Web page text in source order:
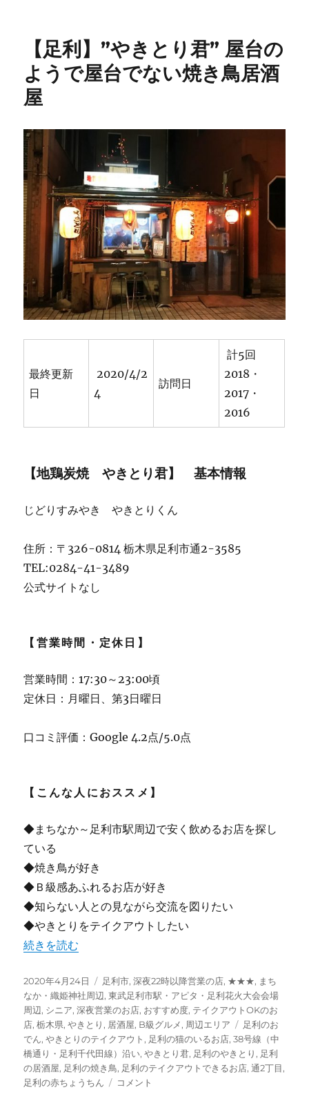
[居
屋]
も
食
事
も
安
く
て
美
味
し
い
お
★★★+に
【足利】”やきとり君” 屋台の
ようで屋台でない焼き鳥居酒
屋
最終更新
日
2020/4/2
4
訪問日
計5回
2018・
2017・
2016
【地鶏炭焼 やきとり君】 基本情報
じどりすみやき やきとりくん
住所：〒326-0814 栃木県足利市通2-3585
TEL:0284-41-3489
公式サイトなし
【営業時間・定休日】
営業時間：17:30～23:00頃
定休日：月曜日、第3日曜日
口コミ評価：Google 4.2点/5.0点
【こんな人におススメ】
◆まちなか～足利市駅周辺で安く飲めるお店を探し
ている
◆焼き鳥が好き
◆Ｂ級感あふれるお店が好き
◆知らない人との見ながら交流を図りたい
◆やきとりをテイクアウトしたい
“【足利】”やきとり君” 屋台のようで屋台でない焼き鳥
続きを読む
投
稿
日:
2020年4月24日
カ
テ
ゴ
リ
ー
足利市,深夜22時以降営業の店, ★★★, まち
なか・織姫神社周辺,東武足利市駅・アピタ・足利花火大会会場
周辺, シニア,深夜営業のお店, おすすめ度, テイクアウトOKのお
店,栃木県,やきとり , 居酒屋, B級グルメ, 周辺エリア
タ
グ
足利のお
でん,やきとりのテイクアウト , 足利の猫のいるお店,38号線（中
橋通り・足利千代田線）沿い,やきとり君, 足利のやきとり , 足利
の居酒屋, 足利の焼き鳥, 足利のテイクアウトできるお店,通2丁目,
足利の赤ちょうちん
【足
コメント